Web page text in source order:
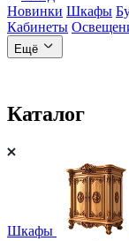
Новинки Шкафы
Кабинеты
Ещё
Каталог
Шкафы